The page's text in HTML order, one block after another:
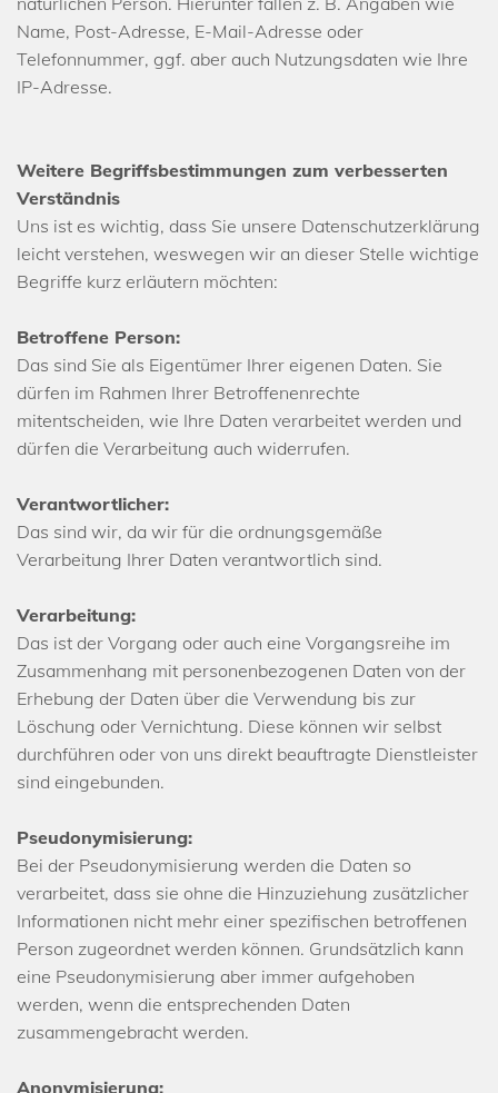
Name, Post-Adresse, E-Mail-Adresse oder
Telefonnummer, ggf. aber auch Nutzungsdaten wie Ihre
IP-Adresse.
Weitere Begriffsbestimmungen zum verbesserten
Verständnis
Uns ist es wichtig, dass Sie unsere Datenschutzerklärung
leicht verstehen, weswegen wir an dieser Stelle wichtige
Begriffe kurz erläutern möchten:
Betroffene Person:
Das sind Sie als Eigentümer Ihrer eigenen Daten. Sie
dürfen im Rahmen Ihrer Betroffenenrechte
mitentscheiden, wie Ihre Daten verarbeitet werden und
dürfen die Verarbeitung auch widerrufen.
Verantwortlicher:
Das sind wir, da wir für die ordnungsgemäße
Verarbeitung Ihrer Daten verantwortlich sind.
Verarbeitung:
Das ist der Vorgang oder auch eine Vorgangsreihe im
Zusammenhang mit personenbezogenen Daten von der
Erhebung der Daten über die Verwendung bis zur
Löschung oder Vernichtung. Diese können wir selbst
durchführen oder von uns direkt beauftragte Dienstleister
sind eingebunden.
Pseudonymisierung:
Bei der Pseudonymisierung werden die Daten so
verarbeitet, dass sie ohne die Hinzuziehung zusätzlicher
Informationen nicht mehr einer spezifischen betroffenen
Person zugeordnet werden können. Grundsätzlich kann
eine Pseudonymisierung aber immer aufgehoben
werden, wenn die entsprechenden Daten
zusammengebracht werden.
Anonymisierung: